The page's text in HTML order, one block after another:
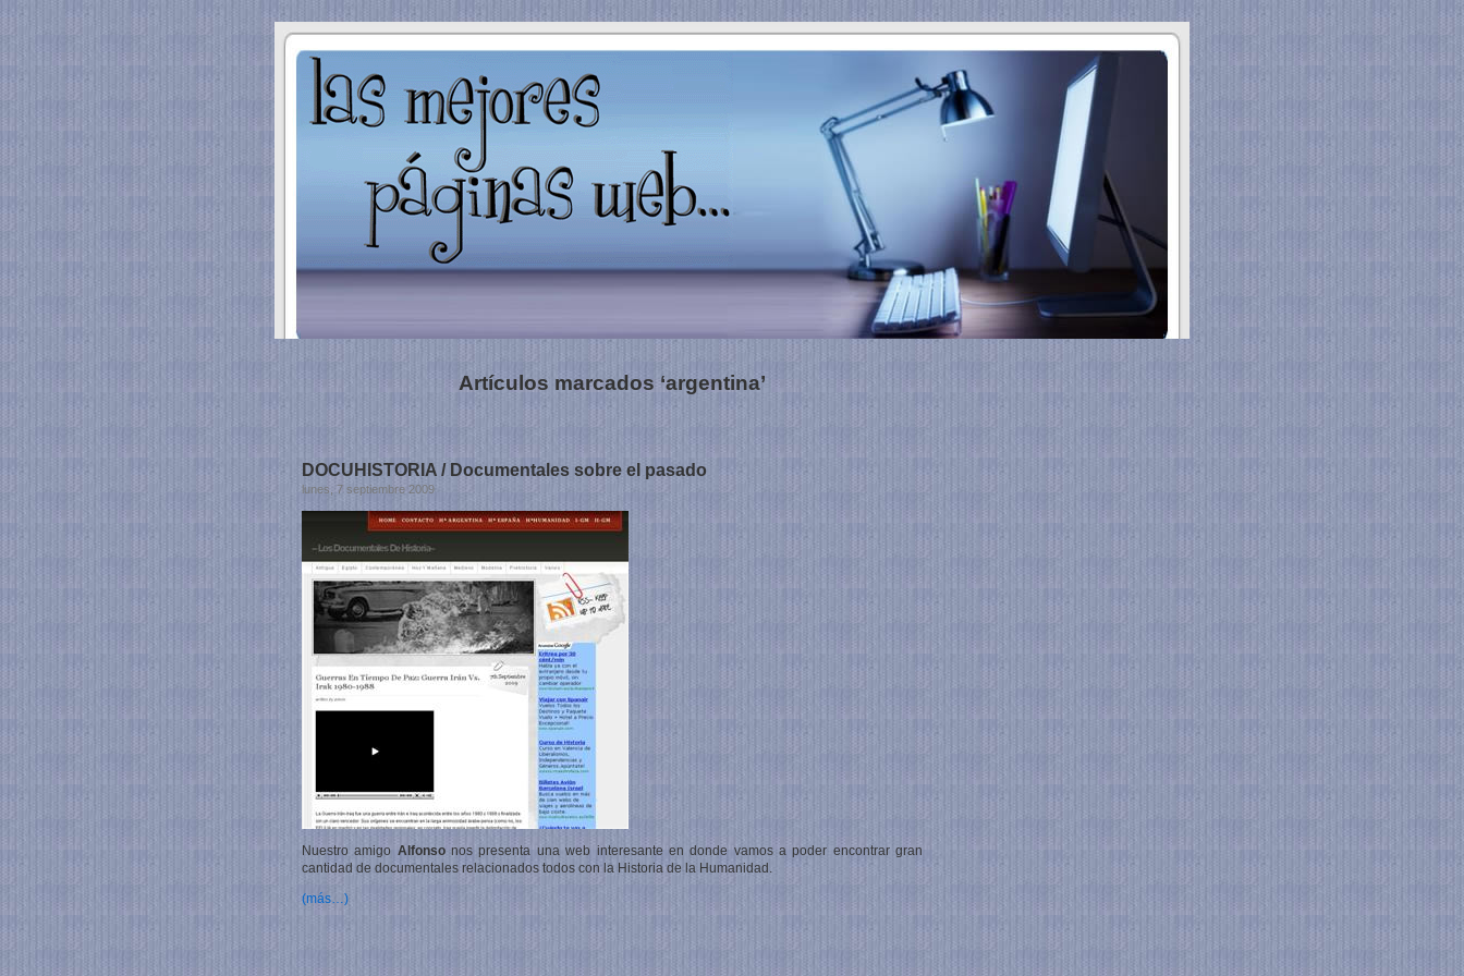
Artículos marcados ‘argentina’
DOCUHISTORIA / Documentales sobre el pasado
lunes, 7 septiembre 2009
Nuestro amigo Alfonsonos presenta una web interesante en donde vamos a poder encontrar gran
cantidad de documentales relacionados todos con la Historia de la Humanidad.
(más…)